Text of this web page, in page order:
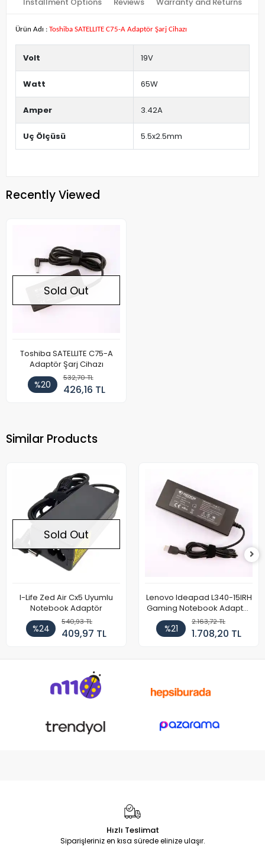
Ürün Adı : Toshiba SATELLITE C75-A Adaptör Şarj Cihazı
Volt 19V
Watt 65W
Amper 3.42A
Uç Ölçüsü 5.5x2.5mm
Recently Viewed
Sold Out
Toshiba SATELLITE C75-A
Adaptör Şarj Cihazı
%20
532,70 TL
426,16 TL
Similar Products
Sold Out
I-Life Zed Air Cx5 Uyumlu
Notebook Adaptör
%24
540,93 TL
409,97 TL
Lenovo Ideapad L340-15IRH
Gaming Notebook Adaptör
Cihazı Şarj Aleti (150W)
%21
2.163,72 TL
1.708,20 TL
Hızlı Teslimat
Siparişleriniz en kısa sürede elinize ulaşır.